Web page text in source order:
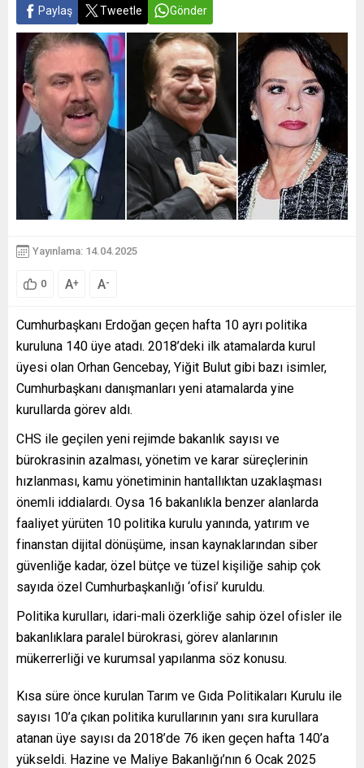
Paylaş Tweetle Gönder
Yayınlama: 14.04.2025
0 A+ A-
Cumhurbaşkanı Erdoğan geçen hafta 10 ayrı politika
kuruluna 140 üye atadı. 2018’deki ilk atamalarda kurul
üyesi olan Orhan Gencebay, Yiğit Bulut gibi bazı isimler,
Cumhurbaşkanı danışmanları yeni atamalarda yine
kurullarda görev aldı.
CHS ile geçilen yeni rejimde bakanlık sayısı ve
bürokrasinin azalması, yönetim ve karar süreçlerinin
hızlanması, kamu yönetiminin hantallıktan uzaklaşması
önemli iddialardı. Oysa 16 bakanlıkla benzer alanlarda
faaliyet yürüten 10 politika kurulu yanında, yatırım ve
finanstan dijital dönüşüme, insan kaynaklarından siber
güvenliğe kadar, özel bütçe ve tüzel kişiliğe sahip çok
sayıda özel Cumhurbaşkanlığı ‘ofisi’ kuruldu.
Politika kurulları, idari-mali özerkliğe sahip özel ofisler ile
bakanlıklara paralel bürokrasi, görev alanlarının
mükerrerliği ve kurumsal yapılanma söz konusu.
Kısa süre önce kurulan Tarım ve Gıda Politikaları Kurulu ile
sayısı 10’a çıkan politika kurullarının yanı sıra kurullara
atanan üye sayısı da 2018’de 76 iken geçen hafta 140’a
yükseldi. Hazine ve Maliye Bakanlığı’nın 6 Ocak 2025